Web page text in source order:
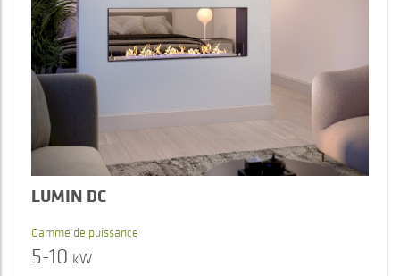
LUMIN DC
Gamme de puissance
5-10 kW